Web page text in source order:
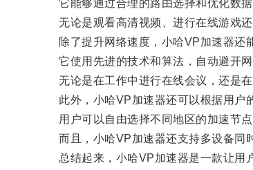
它能够通过合理的路由选择和优化数据
无论是观看高清视频、进行在线游戏还
除了提升网络速度，小哈VP加速器还能
它使用先进的技术和算法，自动避开网
无论是在工作中进行在线会议，还是在
此外，小哈VP加速器还可以根据用户的
用户可以自由选择不同地区的加速节点
而且，小哈VP加速器还支持多设备同时
总结起来，小哈VP加速器是一款让用户